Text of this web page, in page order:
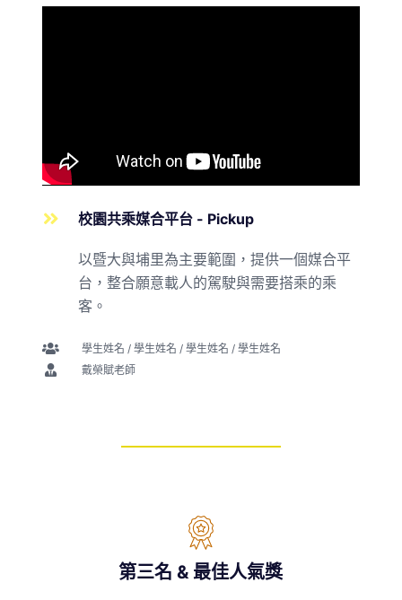
校園共乘媒合平台 - Pickup
以暨大與埔里為主要範圍，提供一個媒合平
台，整合願意載人的駕駛與需要搭乘的乘
客。
學生姓名 / 學生姓名 / 學生姓名 / 學生姓名
戴榮賦老師
第三名 & 最佳人氣獎